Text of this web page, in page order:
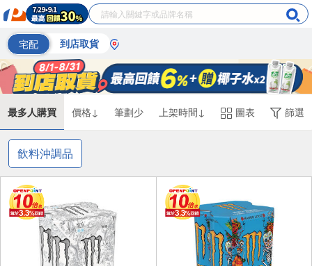
宅配 到店取貨
最多人購買 價格↓ 筆劃少 上架時間↓ 圖表 篩選
飲料沖調品